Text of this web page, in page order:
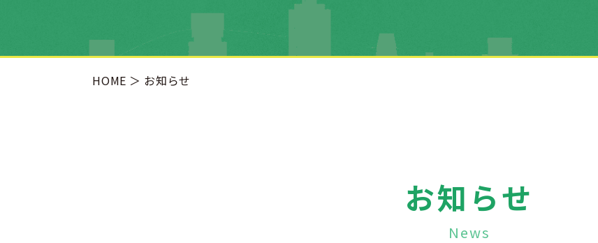
HOME お知らせ
お知らせ
News